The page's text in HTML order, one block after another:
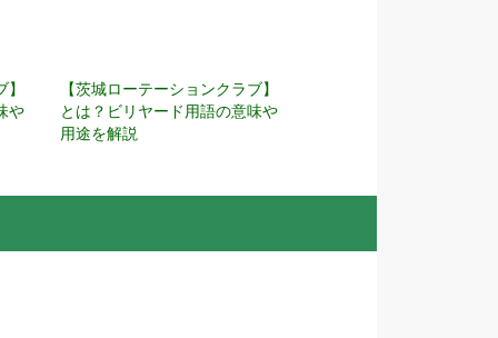
や
【茨城ローテーションクラブ】
とは？ビリヤード用語の意味や
用途を解説